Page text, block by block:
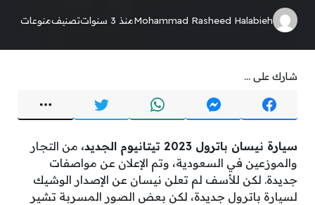
Mohammad Rasheed Halabiehمنذ 3 سنوات تصنيفمنوعات
شارك على ...
سيارة نيسان باترول 2023 تيتانيوم الجديد،
من التجار
والموزعين في السعودية، وتم الإعلان عن مواصفات
جديدة. لكن للأسف لم تعلن نيسان عن الإصدار الوشيك
لسيارة باترول جديدة، لكن بعض الصور المسربة تشير